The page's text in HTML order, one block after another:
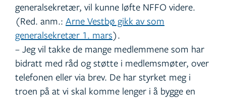
generalsekretær, vil kunne løfte NFFO videre.
(Red. anm.: Arne Vestbø gikk av som
generalsekretær 1. mars).
– Jeg vil takke de mange medlemmene som har
bidratt med råd og støtte i medlemsmøter, over
telefonen eller via brev. De har styrket meg i
troen på at vi skal komme lenger i å bygge en